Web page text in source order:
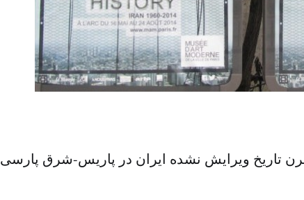
تاریخ ویرایش نشده ایران در پاریس-شرق پارسی